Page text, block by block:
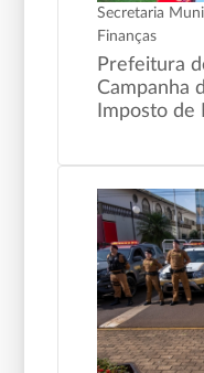
Secretaria
Finanças
Prefeitura
Campanha
Imposto de